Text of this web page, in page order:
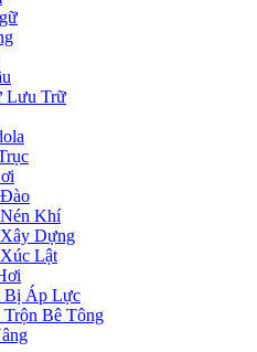
Lưu Trữ
Khí
Dựng
Lật
Bị Áp Lực
Bê Tông